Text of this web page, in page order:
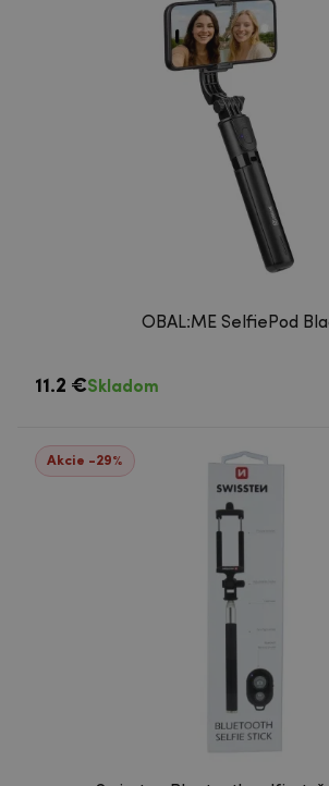
OBAL:ME SelfiePod
11.2 €Skladom
Akcie -29%